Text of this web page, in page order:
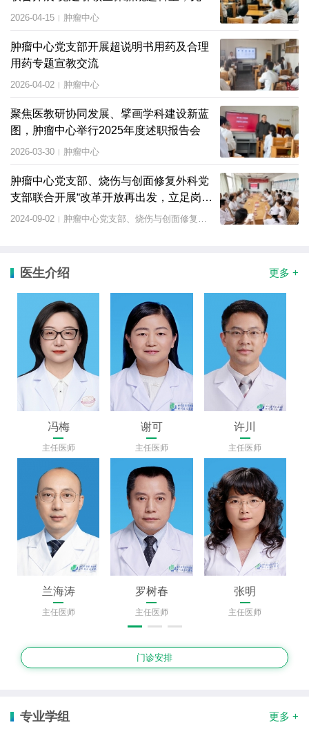
聚力精准监控促安全”主题党日活动
2026-04-15 | 肿瘤中心
肿瘤中心党支部开展超说明书用药及合理
用药专题宣教交流
2026-04-02 | 肿瘤中心
聚焦医教研协同发展、擘画学科建设新蓝
图，肿瘤中心举行2025年度述职报告会
2026-03-30 | 肿瘤中心
肿瘤中心党支部、烧伤与创面修复外科党
支部联合开展“改革开放再出发，立足岗位
作贡献”主题党日活动
2024-09-02 | 肿瘤中心党支部、烧伤与创面修复外科党支部
医生介绍 更多 +
冯梅
主任医师
谢可
主任医师
许川
主任医师
兰海涛
主任医师
罗树春
主任医师
张明
主任医师
门诊安排
专业学组 更多 +